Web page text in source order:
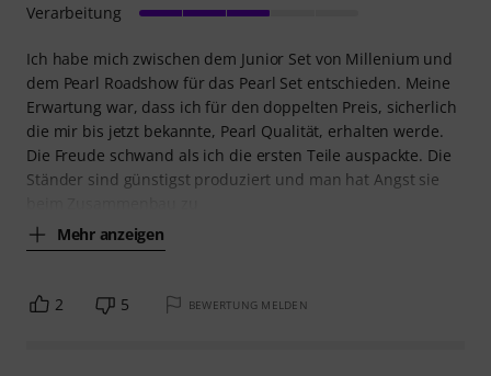
Ich habe mich zwischen dem Junior Set von Millenium und
dem Pearl Roadshow für das Pearl Set entschieden. Meine
Erwartung war, dass ich für den doppelten Preis, sicherlich
die mir bis jetzt bekannte, Pearl Qualität, erhalten werde.
Die Freude schwand als ich die ersten Teile auspackte. Die
Ständer sind günstigst produziert und man hat Angst sie
Mehr anzeigen
Verarbeitung
2 5 BEWERTUNG MELDEN